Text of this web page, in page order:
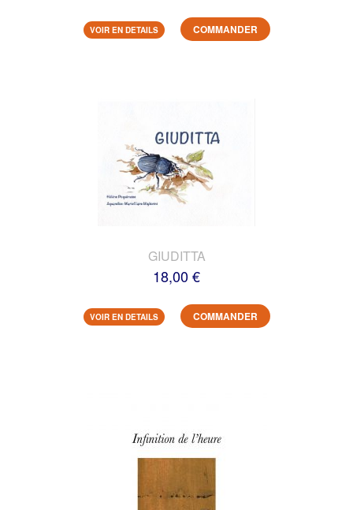
VOIR EN DETAILS COMMANDER
GIUDITTA
18,00 €
VOIR EN DETAILS COMMANDER